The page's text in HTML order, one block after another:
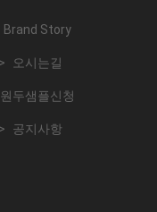
Brand Story
오시는길
원두샘플신청
공지사항